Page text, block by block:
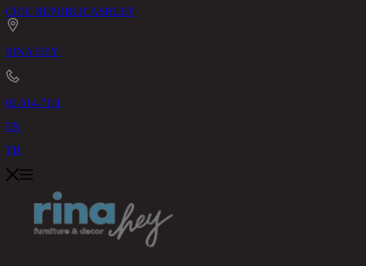
CHIC REPUBLICASHLEY
RINA HEY
02-514-7111
EN
TH